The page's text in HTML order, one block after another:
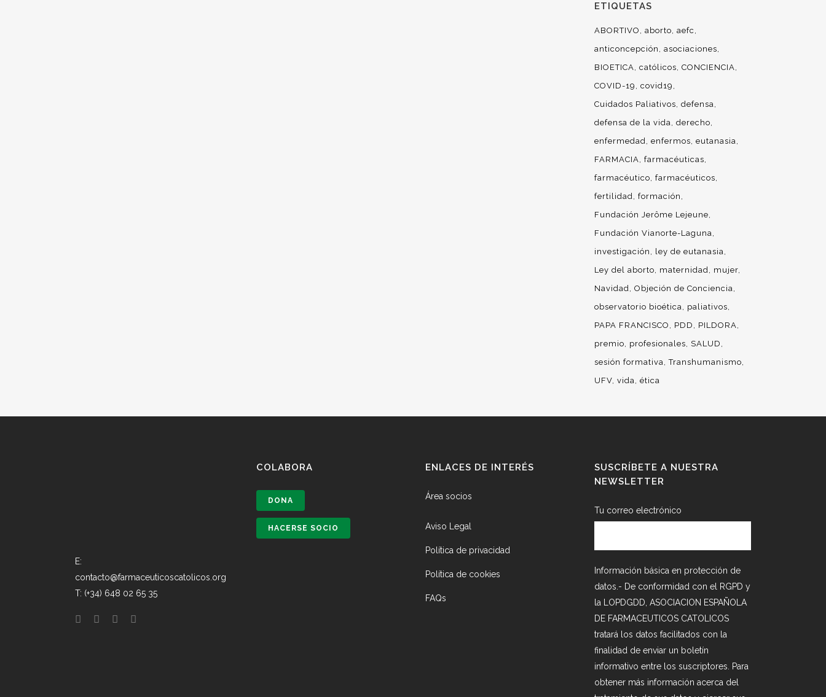
ETIQUETAS
ABORTIVO aborto aefc
anticoncepción
asociaciones
BIOETICA católicos CONCIENCIA
COVID-19
covid19
Cuidados Paliativos defensa
defensa de la vida derecho
enfermedad enfermos eutanasia
FARMACIA farmacéuticas
farmacéutico farmacéuticos
fertilidad formación
Fundación Jerôme Lejeune
Fundación Vianorte-Laguna
investigación
ley de eutanasia
Ley del aborto
maternidad
mujer
Navidad Objeción de Conciencia
observatorio bioética
paliativos
PAPA FRANCISCO
PDD
PILDORA
premio
profesionales
SALUD
sesión formativa Transhumanismo
UFV vida ética
E:
contacto@farmaceuticoscatolicos.org
T: (+34) 648 02 65 35
COLABORA
DONA
HACERSE SOCIO
ENLACES DE INTERÉS
Área socios
Aviso Legal
Política de privacidad
Política de cookies
FAQs
SUSCRÍBETE A NUESTRA
NEWSLETTER
Tu correo electrónico
Información básica en protección de
datos.- De conformidad con el RGPD y
la LOPDGDD, ASOCIACION ESPAÑOLA
DE FARMACEUTICOS CATOLICOS
tratará los datos facilitados con la
finalidad de enviar un boletín
informativo entre los suscriptores. Para
obtener más información acerca del